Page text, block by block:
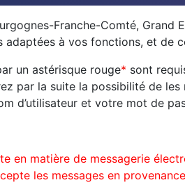
Franche-Comté,
à vos fonctions, et de
un astérisque rouge* sont
par la suite la possibilité de
d’utilisateur et votre mot de
en matière de messagerie
les messages en